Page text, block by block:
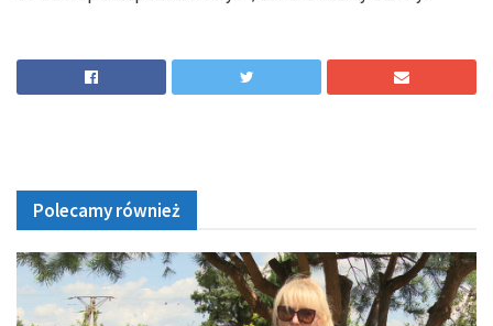
Polecamy również